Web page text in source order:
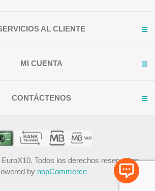
AL CLIENTE
MI CUENTA
CONTÁCTENOS
Todos los derechos reservados.
by nopCommerce